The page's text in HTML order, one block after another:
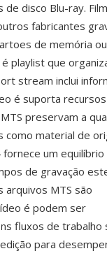
disco Blu-ray.
fabricantes
de memória ou
playlist que
stream inclui
é suporta
preservam a
como material de
um equilíbrio
de gravação
arquivos MTS são
é podem ser
fluxos de trabalho
para